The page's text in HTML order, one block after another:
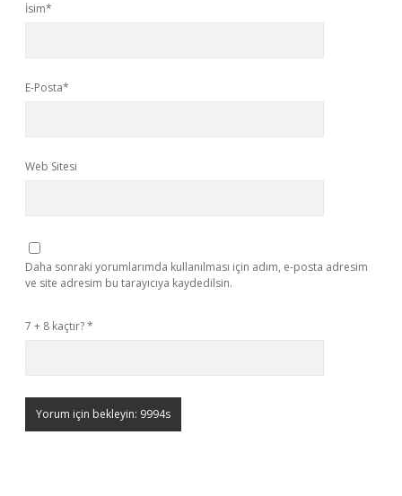
İsim*
E-Posta*
Web Sitesi
Daha sonraki yorumlarımda kullanılması için adım, e-posta adresim
ve site adresim bu tarayıcıya kaydedilsin.
7 + 8 kaçtır?*